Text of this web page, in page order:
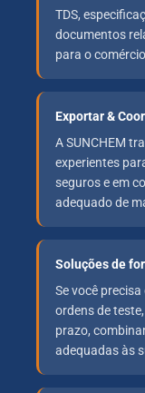
TDS,
documentos
para o
Exportar &
A SUNCHEM
experientes
seguros e em
adequado de
Soluções de
Se você
ordens de
prazo,
adequadas às